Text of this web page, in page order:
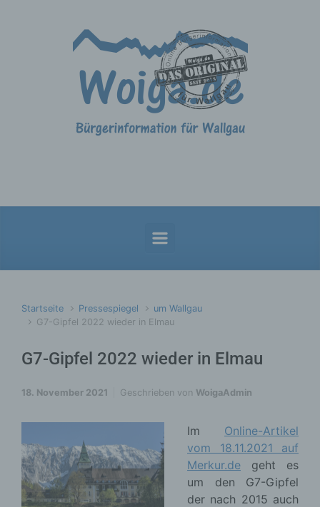
Startseite Pressespiegel
um Wallgau
G7-Gipfel 2022 wieder in Elmau
G7-Gipfel 2022 wieder in Elmau
18. November 2021 Geschrieben von WoigaAdmin
Im Online-Artikel
vom 18.11.2021 auf
Merkur.de geht es
um den G7-Gipfel
der nach 2015 auch